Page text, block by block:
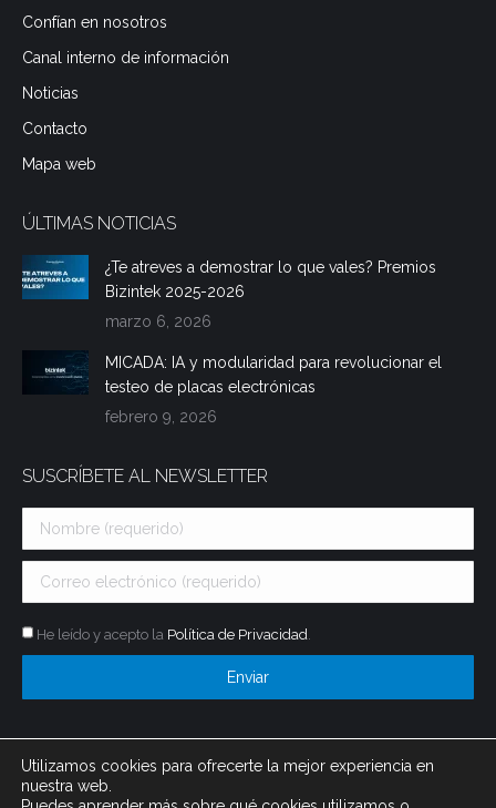
new
window
new
window
new
window
Confían en nosotros
Canal interno de información
Noticias
Contacto
Mapa web
ÚLTIMAS NOTICIAS
¿Te atreves a demostrar lo que vales? Premios
Bizintek 2025-2026
marzo 6, 2026
MICADA: IA y modularidad para revolucionar el
testeo de placas electrónicas
febrero 9, 2026
SUSCRÍBETE AL NEWSLETTER
He leído y acepto la Política de Privacidad.
Utilizamos cookies para ofrecerte la mejor experiencia en
nuestra web.